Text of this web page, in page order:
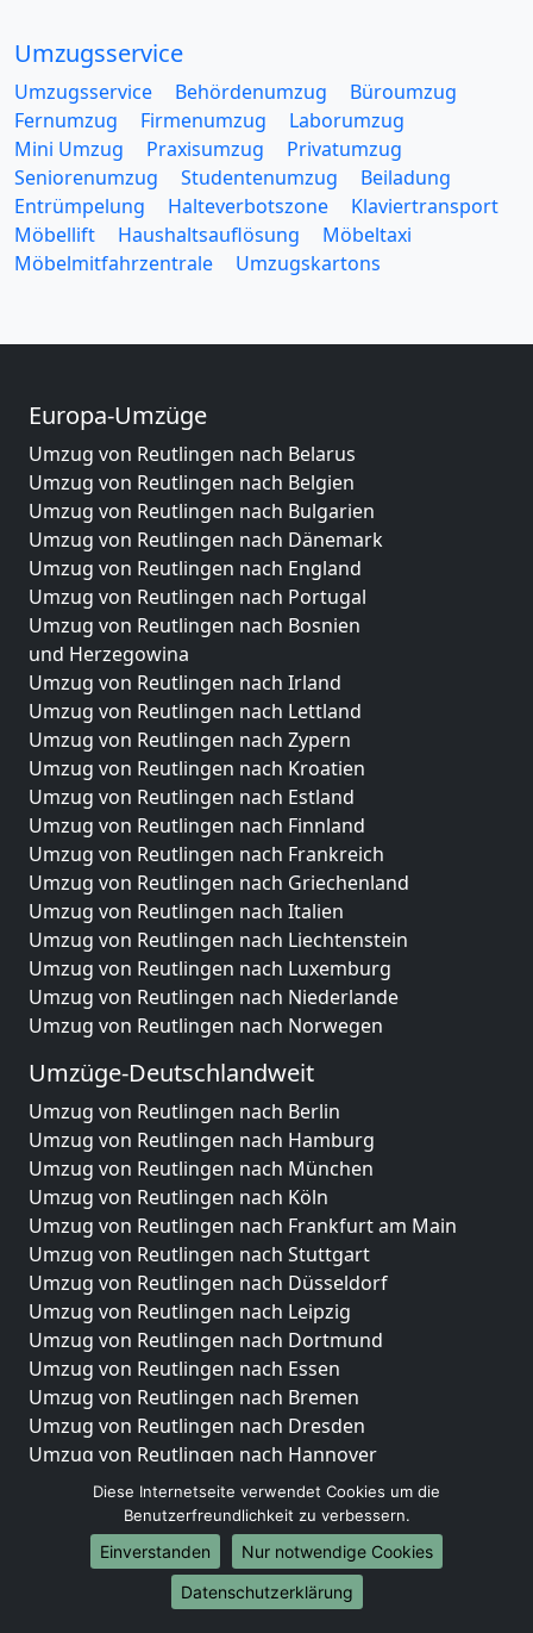
Umzugsservice
Umzugsservice Behördenumzug
Büroumzug
Fernumzug
Firmenumzug
Laborumzug
Mini Umzug
Praxisumzug
Privatumzug
Seniorenumzug
Studentenumzug
Beiladung
Entrümpelung
Halteverbotszone
Klaviertransport
Möbellift
Haushaltsauflösung
Möbeltaxi
Möbelmitfahrzentrale
Umzugskartons
Europa-Umzüge
Umzug von Reutlingen nach Belarus
Umzug von Reutlingen nach Belgien
Umzug von Reutlingen nach Bulgarien
Umzug von Reutlingen nach Dänemark
Umzug von Reutlingen nach England
Umzug von Reutlingen nach Portugal
Umzug von Reutlingen nach Bosnien
und Herzegowina
Umzug von Reutlingen nach Irland
Umzug von Reutlingen nach Lettland
Umzug von Reutlingen nach Zypern
Umzug von Reutlingen nach Kroatien
Umzug von Reutlingen nach Estland
Umzug von Reutlingen nach Finnland
Umzug von Reutlingen nach Frankreich
Umzug von Reutlingen nach Griechenland
Umzug von Reutlingen nach Italien
Umzug von Reutlingen nach Liechtenstein
Umzug von Reutlingen nach Luxemburg
Umzug von Reutlingen nach Niederlande
Umzug von Reutlingen nach Norwegen
Umzüge-Deutschlandweit
Umzug von Reutlingen nach Berlin
Umzug von Reutlingen nach Hamburg
Umzug von Reutlingen nach München
Umzug von Reutlingen nach Köln
Umzug von Reutlingen nach Frankfurt am Main
Umzug von Reutlingen nach Stuttgart
Umzug von Reutlingen nach Düsseldorf
Umzug von Reutlingen nach Leipzig
Umzug von Reutlingen nach Dortmund
Umzug von Reutlingen nach Essen
Umzug von Reutlingen nach Bremen
Umzug von Reutlingen nach Dresden
Umzug von Reutlingen nach Hannover
Umzug von Reutlingen nach Nürnberg
Umzug von Reutlingen nach Duisburg
Umzug von Reutlingen nach Bochum
Umzug von Reutlingen nach Wuppertal
Umzug von Reutlingen nach Bielefeld
Diese Internetseite verwendet Cookies um die
Benutzerfreundlichkeit zu verbessern.
Einverstanden
Nur notwendige Cookies
Datenschutzerklärung